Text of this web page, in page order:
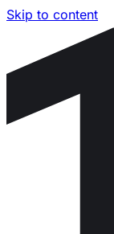
Skip to content